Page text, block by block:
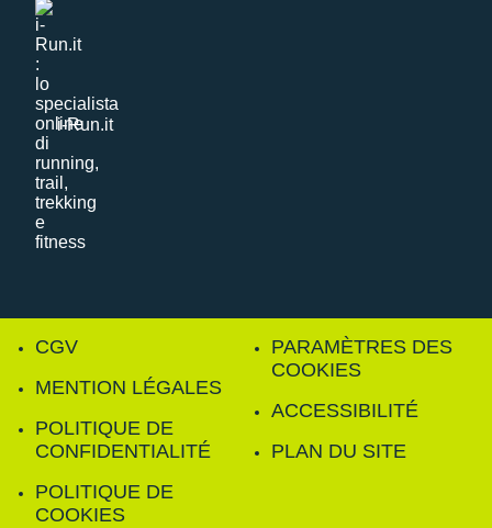
i-Run.it
CGV
MENTION LÉGALES
POLITIQUE DE
CONFIDENTIALITÉ
POLITIQUE DE
COOKIES
PARAMÈTRES DES
COOKIES
ACCESSIBILITÉ
PLAN DU SITE